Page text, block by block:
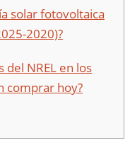
solar fotovoltaica
2020)?
del NREL en los
comprar hoy?